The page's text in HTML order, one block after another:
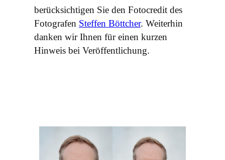
berücksichtigen Sie den Fotocredit des
Fotografen Steffen Böttcher. Weiterhin
danken wir Ihnen für einen kurzen
Hinweis bei Veröffentlichung.